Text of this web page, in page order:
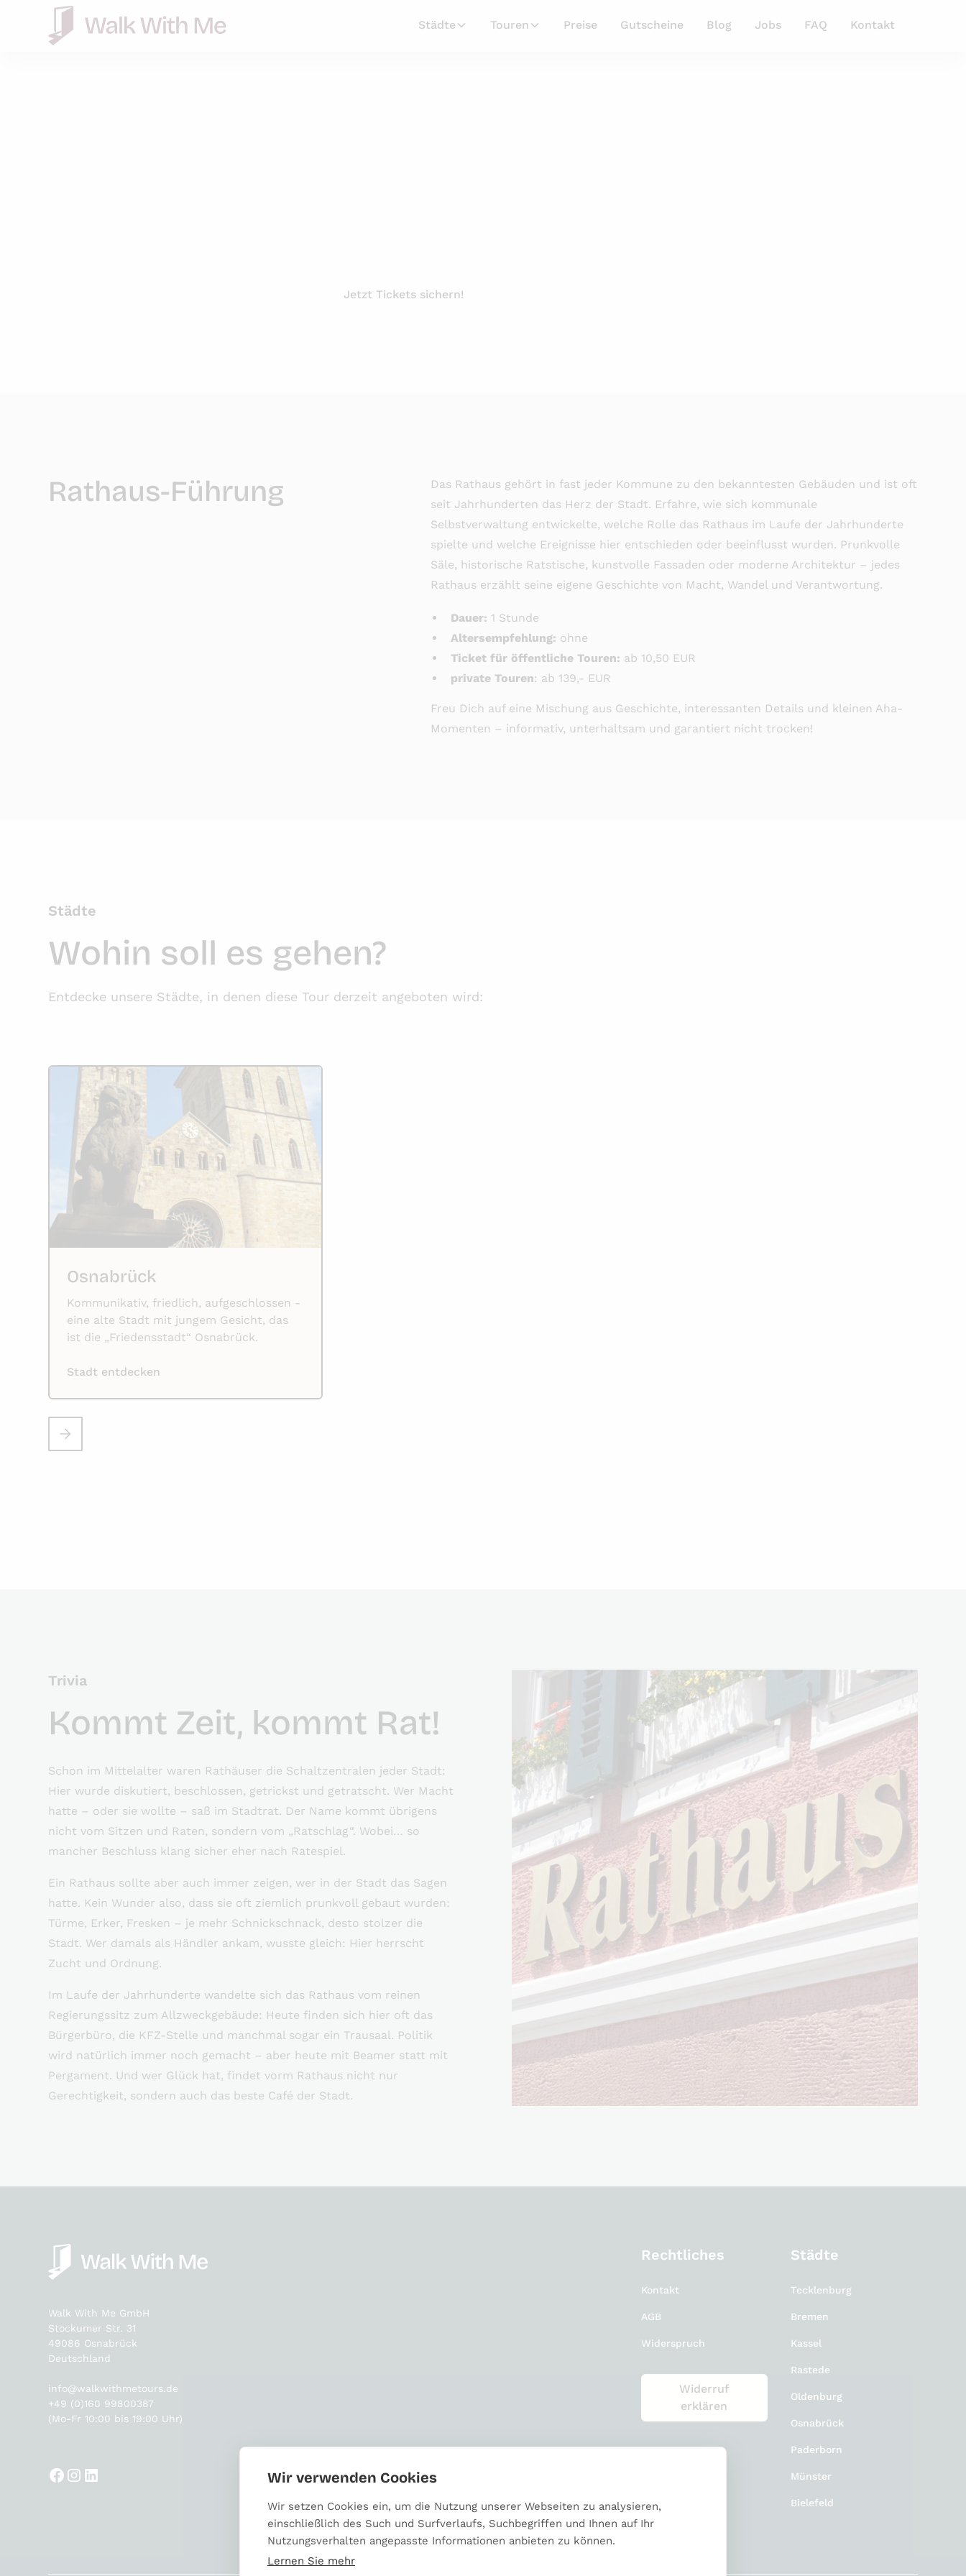
Städte Touren Preise Gutscheine Blog Jobs FAQ Kontakt
Jetzt Tickets sichern!
Rathaus-Führung
Das Rathaus gehört in fast jeder Kommune zu den bekanntesten Gebäuden und ist oft
seit Jahrhunderten das Herz der Stadt. Erfahre, wie sich kommunale
Selbstverwaltung entwickelte, welche Rolle das Rathaus im Laufe der Jahrhunderte
spielte und welche Ereignisse hier entschieden oder beeinflusst wurden. Prunkvolle
Säle, historische Ratstische, kunstvolle Fassaden oder moderne Architektur – jedes
Rathaus erzählt seine eigene Geschichte von Macht, Wandel und Verantwortung.
Dauer: 1 Stunde
Altersempfehlung: ohne
Ticket für öffentliche Touren: ab 10,50 EUR
private Touren: ab 139,- EUR
Freu Dich auf eine Mischung aus Geschichte, interessanten Details und kleinen Aha-
Momenten – informativ, unterhaltsam und garantiert nicht trocken!
Städte
Wohin soll es gehen?
Entdecke unsere Städte, in denen diese Tour derzeit angeboten wird:
Osnabrück
Kommunikativ, friedlich, aufgeschlossen -
eine alte Stadt mit jungem Gesicht, das
ist die „Friedensstadt“ Osnabrück.
Stadt entdecken
Trivia
Kommt Zeit, kommt Rat!
Schon im Mittelalter waren Rathäuser die Schaltzentralen jeder Stadt:
Hier wurde diskutiert, beschlossen, getrickst und getratscht. Wer Macht
hatte – oder sie wollte – saß im Stadtrat. Der Name kommt übrigens
nicht vom Sitzen und Raten, sondern vom „Ratschlag“. Wobei… so
mancher Beschluss klang sicher eher nach Ratespiel.
Ein Rathaus sollte aber auch immer zeigen, wer in der Stadt das Sagen
hatte. Kein Wunder also, dass sie oft ziemlich prunkvoll gebaut wurden:
Türme, Erker, Fresken – je mehr Schnickschnack, desto stolzer die
Stadt. Wer damals als Händler ankam, wusste gleich: Hier herrscht
Zucht und Ordnung.
Im Laufe der Jahrhunderte wandelte sich das Rathaus vom reinen
Regierungssitz zum Allzweckgebäude: Heute finden sich hier oft das
Bürgerbüro, die KFZ-Stelle und manchmal sogar ein Trausaal. Politik
wird natürlich immer noch gemacht – aber heute mit Beamer statt mit
Pergament. Und wer Glück hat, findet vorm Rathaus nicht nur
Gerechtigkeit, sondern auch das beste Café der Stadt.
Walk With Me GmbH
Stockumer Str. 31
49086 Osnabrück
Deutschland
info@walkwithmetours.de
+49 (0)160 99800387
(Mo-Fr 10:00 bis 19:00 Uhr)
Rechtliches
Kontakt
AGB
Widerspruch
Widerruf
erklären
Städte
Tecklenburg
Bremen
Kassel
Rastede
Oldenburg
Osnabrück
Paderborn
Münster
Bielefeld
Wir verwenden Cookies
Wir setzen Cookies ein, um die Nutzung unserer Webseiten zu analysieren,
einschließlich des Such und Surfverlaufs, Suchbegriffen und Ihnen auf Ihr
Nutzungsverhalten angepasste Informationen anbieten zu können.
Lernen Sie mehr